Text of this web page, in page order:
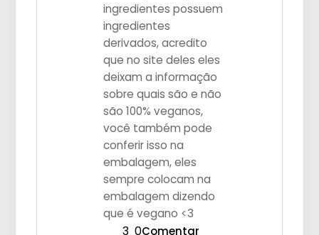
ingredientes possuem
ingredientes
derivados, acredito
que no site deles eles
deixam a informação
sobre quais são e não
são 100% veganos,
você também pode
conferir isso na
embalagem, eles
sempre colocam na
embalagem dizendo
que é vegano <3
3 0Comentar